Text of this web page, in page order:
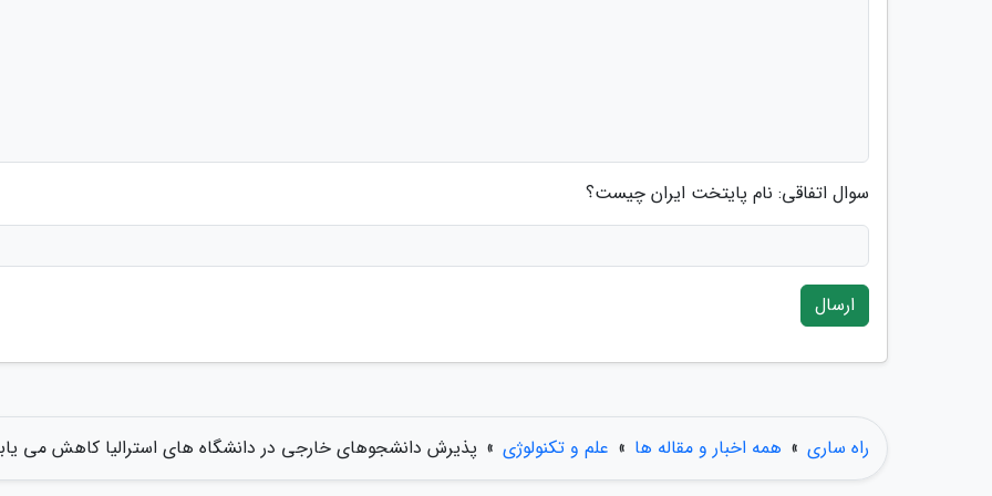
سوال اتفاقی: نام پایتخت ایران چیست؟
ارسال
راه ساری » همه اخبار و مقاله ها » علم و تکنولوژی » پذیرش دانشجوهای خارجی در دانشگاه های استرالیا کاهش می